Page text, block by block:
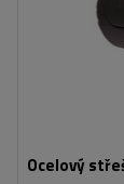
Ocelový